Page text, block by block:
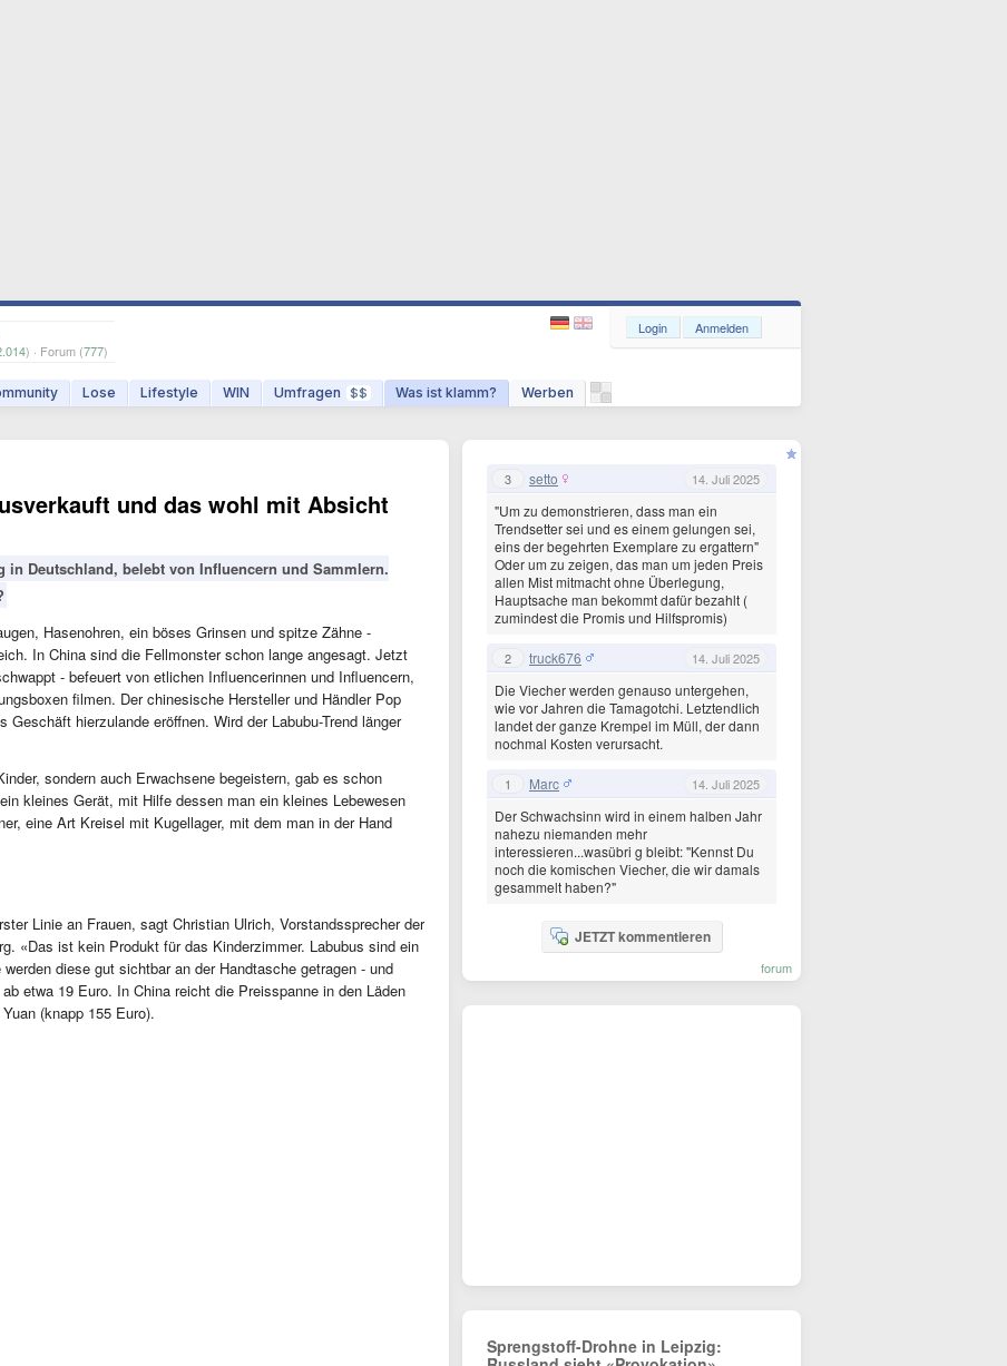
) · Forum (777)
Lose Lifestyle WIN Umfragen $$ Was ist klamm? Werben
Login Anmelden
und das wohl mit Absicht
in Deutschland, belebt von Influencern und Sammlern.
Hasenohren, ein böses Grinsen und spitze Zähne -
In China sind die Fellmonster schon lange angesagt. Jetzt
- befeuert von etlichen Influencerinnen und Influencern,
filmen. Der chinesische Hersteller und Händler Pop
hierzulande eröffnen. Wird der Labubu-Trend länger
sondern auch Erwachsene begeistern, gab es schon
kleines Gerät, mit Hilfe dessen man ein kleines Lebewesen
eine Art Kreisel mit Kugellager, mit dem man in der Hand
Linie an Frauen, sagt Christian Ulrich, Vorstandssprecher der
«Das ist kein Produkt für das Kinderzimmer. Labubus sind ein
diese gut sichtbar an der Handtasche getragen - und
etwa 19 Euro. In China reicht die Preisspanne in den Läden
(knapp 155 Euro).
3 setto 14. Juli 2025
"Um zu demonstrieren, dass man ein
Trendsetter sei und es einem gelungen sei,
eins der begehrten Exemplare zu ergattern"
Oder um zu zeigen, das man um jeden Preis
allen Mist mitmacht ohne Überlegung,
Hauptsache man bekommt dafür bezahlt (
zumindest die Promis und Hilfspromis)
2 truck676 14. Juli 2025
Die Viecher werden genauso untergehen,
wie vor Jahren die Tamagotchi. Letztendlich
landet der ganze Krempel im Müll, der dann
nochmal Kosten verursacht.
1 Marc 14. Juli 2025
Der Schwachsinn wird in einem halben Jahr
nahezu niemanden mehr
interessieren...wasübri g bleibt: "Kennst Du
noch die komischen Viecher, die wir damals
gesammelt haben?"
JETZT kommentieren
forum
Sprengstoff-Drohne in Leipzig: